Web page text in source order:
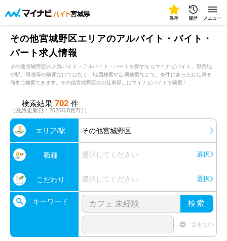
宮城県
保存 履歴 メニュー
その他宮城野区エリアのアルバイト・バイト・
パート求人情報
その他宮城野区の人気バイト・アルバイト・パートを探すならマイナビバイト。勤務地
や駅、職種等の検索だけではなく、地図検索や定期検索などで、条件にあったお仕事を
簡単に検索できます。その他宮城野区のお仕事探しはマイナビバイトで検索！
検索結果 702 件
（最終更新日：2026年8月7日）
エリア/駅 その他宮城野区
職種 選択してください 選択
こだわり 選択してください 選択
キーワード 検索
含まない